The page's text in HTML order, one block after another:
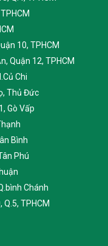
10, TPHCM
Quận 12, TPHCM
Chi
Thủ Đức
Gò Vấp
Bình
Phú
Chánh
Q.5, TPHCM